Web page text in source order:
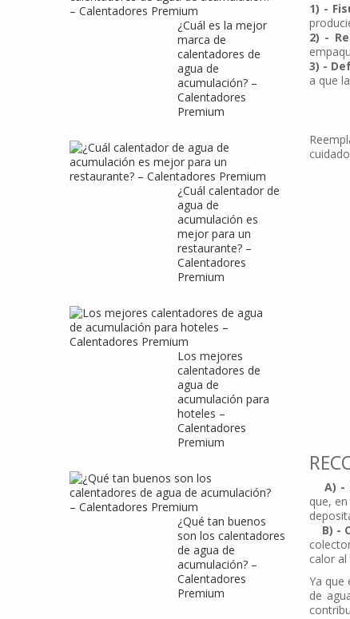
¿Cuál es la mejor
marca de
calentadores de
agua de
acumulación? –
Calentadores
Premium
¿Cuál calentador de
agua de
acumulación es
mejor para un
restaurante? –
Calentadores
Premium
Los mejores
calentadores de
agua de
acumulación para
hoteles –
Calentadores
Premium
¿Qué tan buenos
son los calentadores
de agua de
acumulación? –
Calentadores
Premium
1) -
2) -
3) -
a que
A) -
que,
B) -
calor
Ya que
de